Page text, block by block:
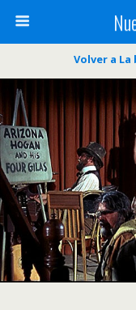
Volver a La